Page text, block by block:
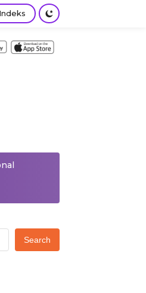
Indeks
Search